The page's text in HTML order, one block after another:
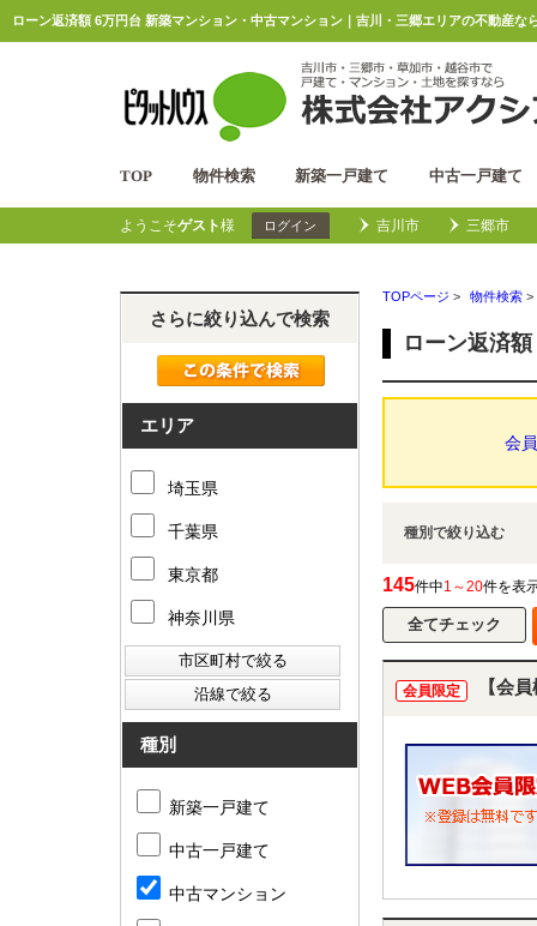
ローン返済額 6万円台 新築マンション・中古マンション｜吉川・三郷エリアの不動産な
TOP 物件検索 新築一戸建て 中古一戸建て
ようこそゲスト様 ログイン 吉川市 三郷市
TOPページ > 物件検索 >
ローン返済
会
種別で絞り込む
145件中1～20件を表
会員限定 【会
さらに絞り込んで検索
エリア
埼玉県
千葉県
東京都
神奈川県
種別
新築一戸建て
中古一戸建て
中古マンション